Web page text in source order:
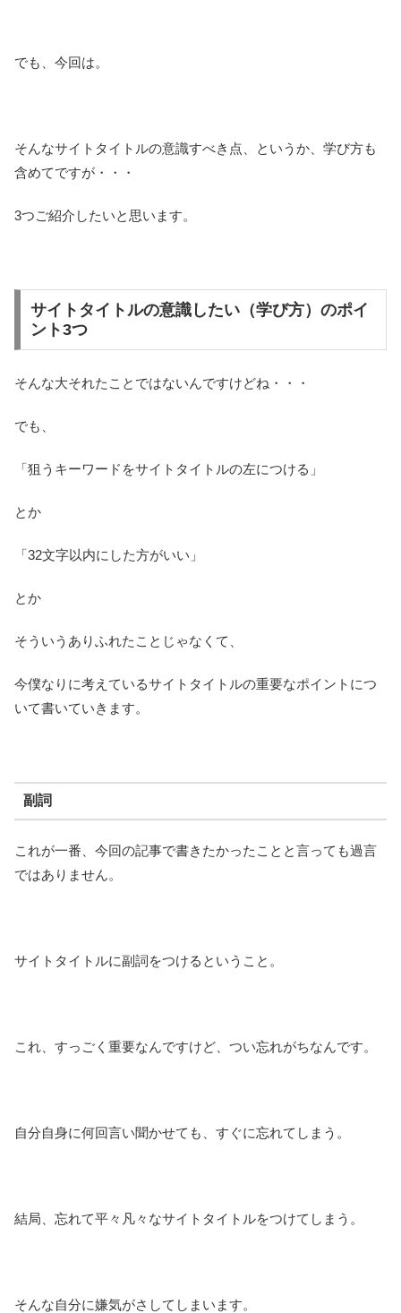
でも、今回は。
そんなサイトタイトルの意識すべき点、というか、学び方も
含めてですが・・・
3つご紹介したいと思います。
サイトタイトルの意識したい（学び方）のポイ
ント3つ
そんな大それたことではないんですけどね・・・
でも、
「狙うキーワードをサイトタイトルの左につける」
とか
「32文字以内にした方がいい」
とか
そういうありふれたことじゃなくて、
今僕なりに考えているサイトタイトルの重要なポイントにつ
いて書いていきます。
副詞
これが一番、今回の記事で書きたかったことと言っても過言
ではありません。
サイトタイトルに副詞をつけるということ。
これ、すっごく重要なんですけど、つい忘れがちなんです。
自分自身に何回言い聞かせても、すぐに忘れてしまう。
結局、忘れて平々凡々なサイトタイトルをつけてしまう。
そんな自分に嫌気がさしてしまいます。